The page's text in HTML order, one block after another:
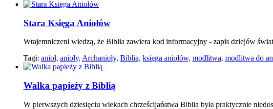
Stara Księga Aniołów
Wtajemniczeni wiedzą, że Biblia zawiera kod informacyjny - zapis dziejów
Tagi: anioł, anioły, Archanioły, Biblia, księga aniołów, modlitwa, modlitwa do
Walka papieży z Biblią
W pierwszych dziesięciu wiekach chrześcijaństwa Biblia była praktycznie